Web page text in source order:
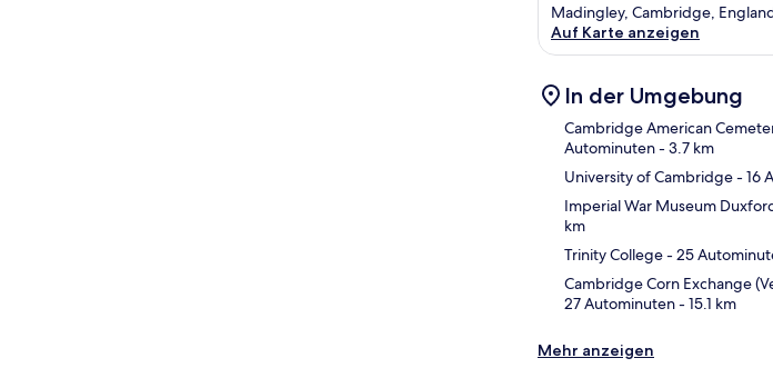
Madingley, Cambridge,
Auf Karte anzeigen
In der Umgebung
Cambridge American
Autominuten- 3.7 km
University of Cambridge- 16
Imperial War Museum
km
Trinity College- 25
Cambridge Corn Exchange
27 Autominuten- 15.1 km
Mehr anzeigen